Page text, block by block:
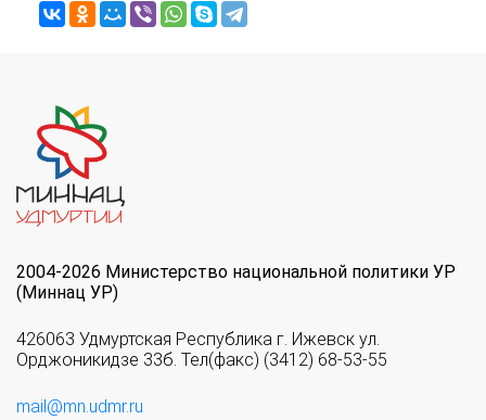
2004-2026 Министерство национальной политики УР
(Миннац УР)
426063 Удмуртская Республика г. Ижевск ул.
Орджоникидзе 33б. Тел(факс) (3412) 68-53-55
mail@mn.udmr.ru